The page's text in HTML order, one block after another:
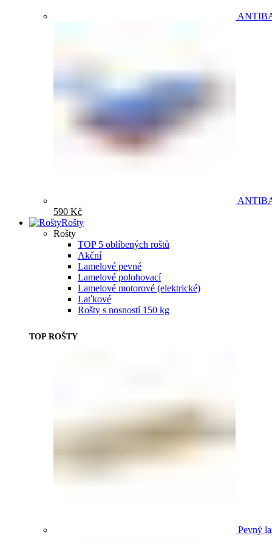
590 Kč
Rošty
Rošty
TOP 5 oblíbených roštů
Akční
Lamelové pevné
Lamelové polohovací
Lamelové motorové (elektrické)
Laťkové
Rošty s nosností 150 kg
TOP ROŠTY
Pevný